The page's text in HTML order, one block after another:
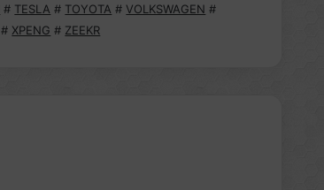
# TESLA # TOYOTA # VOLKSWAGEN #
# XPENG # ZEEKR